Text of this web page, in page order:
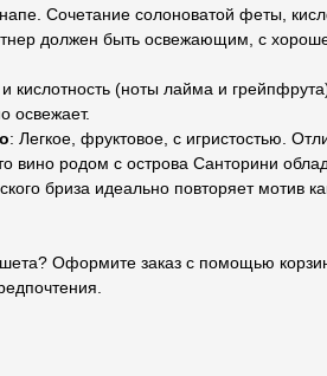
Сочетание солоноватой феты,
должен быть освежающим, с
и кислотность (ноты лайма и
освежает.
: Легкое, фруктовое, с игристостью.
вино родом с острова Санторини
бриза идеально повторяет мотив
Оформите заказ с помощью